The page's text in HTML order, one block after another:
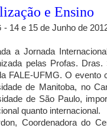
e Ensino
- 14 e 15 de Junho de
a Jornada
pelas Profas. Dras.
FALE-UFMG. O evento
de Manitoba, no
de São Paulo,
quanto internacional.
Coordenadora do